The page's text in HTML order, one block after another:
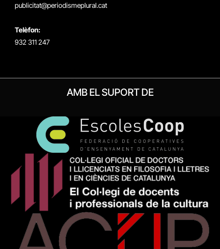
publicitat@periodismeplural.cat
Telèfon:
932 311 247
AMB EL SUPORT DE